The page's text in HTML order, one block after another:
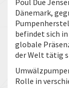
Poul Due
Dänemark,
befindet sich
globale
der Welt tätig
Rolle in